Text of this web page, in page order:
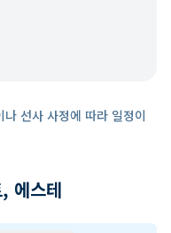
선사 사정에 따라 일정이
에스테